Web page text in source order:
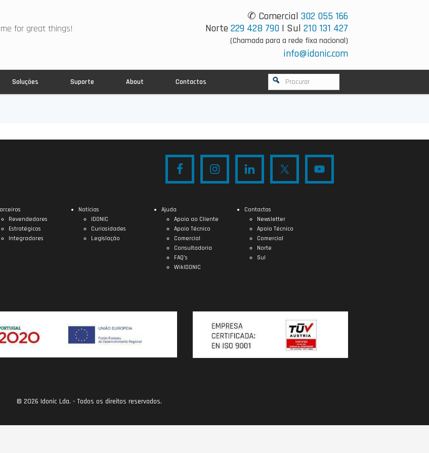
for great things!
✆ Comercial 302 055 166
Norte229 428 790 | Sul 210 131 427
(Chamada para a rede fixa nacional)
info@idonic.com
Soluções Suporte About Contactos
Revendedores
Estratégicos
Integradores
Notícias
IDONIC
Curiosidades
Legislação
Ajuda
Apoio ao Cliente
Apoio Técnico
Comercial
Consultadoria
FAQ’s
WikIDONIC
Contactos
Newsletter
Apoio Técnico
Comercial
Norte
Sul
© 2026 Idonic Lda. - Todos os direitos reservados.